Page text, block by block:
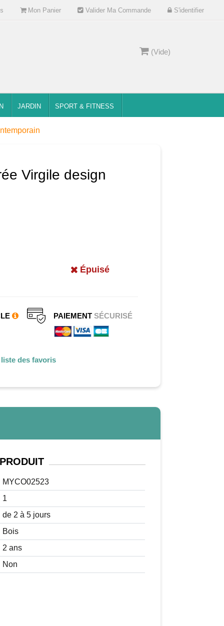
Mon Panier Valider Ma Commande S'identifier
(Vide)
JARDIN SPORT & FITNESS
Virgile design
Épuisé
PAIEMENTSÉCURISÉ
des favoris
MYCO02523
1
de 2 à 5 jours
Bois
2 ans
Non